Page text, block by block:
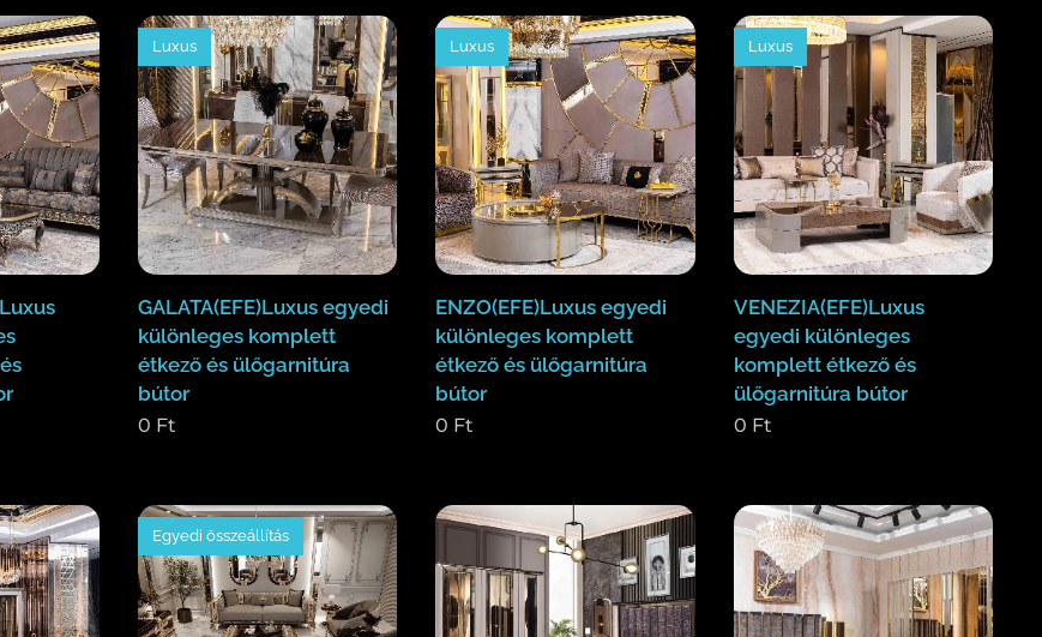
GALATA(EFE)Luxus egyedi
különleges komplett
étkező és ülőgarnitúra
bútor
Luxus
0 Ft
ENZO(EFE)Luxus egyedi
különleges komplett
étkező és ülőgarnitúra
bútor
Luxus
0 Ft
VENEZIA(EFE)Luxus
egyedi különleges
komplett étkező és
ülőgarnitúra bútor
Luxus
0 Ft
Egyedi összeállítás